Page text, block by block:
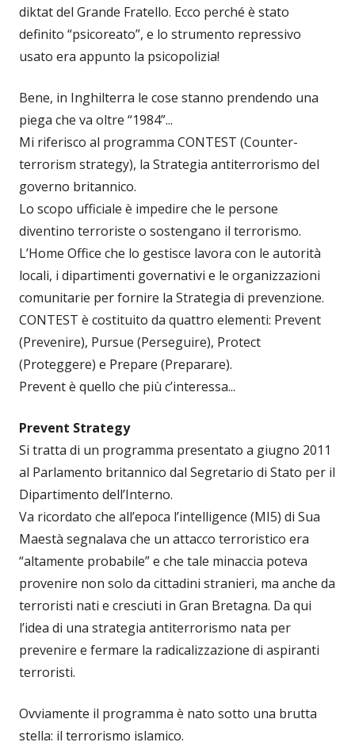
diktat del Grande Fratello. Ecco perché è stato
definito “psicoreato”, e lo strumento repressivo
usato era appunto la psicopolizia!
Bene, in Inghilterra le cose stanno prendendo una
piega che va oltre “1984”...
Mi riferisco al programma CONTEST (Counter-
terrorism strategy), la Strategia antiterrorismo del
governo britannico.
Lo scopo ufficiale è impedire che le persone
diventino terroriste o sostengano il terrorismo.
L’Home Office che lo gestisce lavora con le autorità
locali, i dipartimenti governativi e le organizzazioni
comunitarie per fornire la Strategia di prevenzione.
CONTEST è costituito da quattro elementi: Prevent
(Prevenire), Pursue (Perseguire), Protect
(Proteggere) e Prepare (Preparare).
Prevent è quello che più c’interessa...
Prevent Strategy
Si tratta di un programma presentato a giugno 2011
al Parlamento britannico dal Segretario di Stato per il
Dipartimento dell’Interno.
Va ricordato che all’epoca l’intelligence (MI5) di Sua
Maestà segnalava che un attacco terroristico era
“altamente probabile” e che tale minaccia poteva
provenire non solo da cittadini stranieri, ma anche da
terroristi nati e cresciuti in Gran Bretagna. Da qui
l’idea di una strategia antiterrorismo nata per
prevenire e fermare la radicalizzazione di aspiranti
terroristi.
Ovviamente il programma è nato sotto una brutta
stella: il terrorismo islamico.